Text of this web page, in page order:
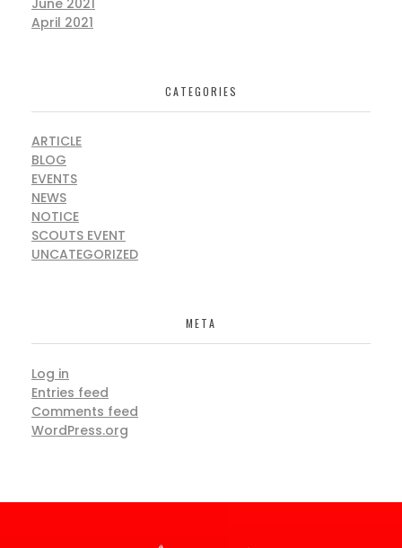
June 2021
April 2021
CATEGORIES
ARTICLE
BLOG
EVENTS
NEWS
NOTICE
SCOUTS EVENT
UNCATEGORIZED
META
Log in
Entries feed
Comments feed
WordPress.org